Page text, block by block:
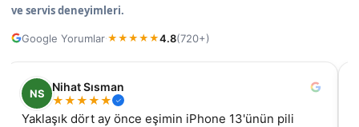
ve servis deneyimleri.
Google Yorumlar·★ ★ ★ ★ ★4.8(720+)
NS
Nihat Sısman
★★★★★
Yaklaşık dört ay önce eşimin iPhone 13'ünün pili